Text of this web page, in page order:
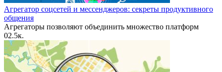
Агрегатор соцсетей и мессенджеров: секреты продуктивного
общения
Агрегаторы позволяют объединить множество платформ
02.5к.